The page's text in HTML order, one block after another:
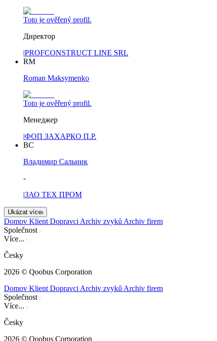
Toto je ověřený profil.
Директор
|PROFCONSTRUCT LINE SRL
RM
Roman Maksymenko
Toto je ověřený profil.
Менеджер
|ФОП ЗАХАРКО П.Р.
ВС
Владимир Сальник
-
|ЗАО ТЕХ ПРОМ
Ukázat více
Domov Klient Dopravci Archiv zvyků Archiv firem
Společnost
Více...
Česky
2026 © Qoobus Corporation
Domov Klient Dopravci Archiv zvyků Archiv firem
Společnost
Více...
Česky
2026 © Qoobus Corporation